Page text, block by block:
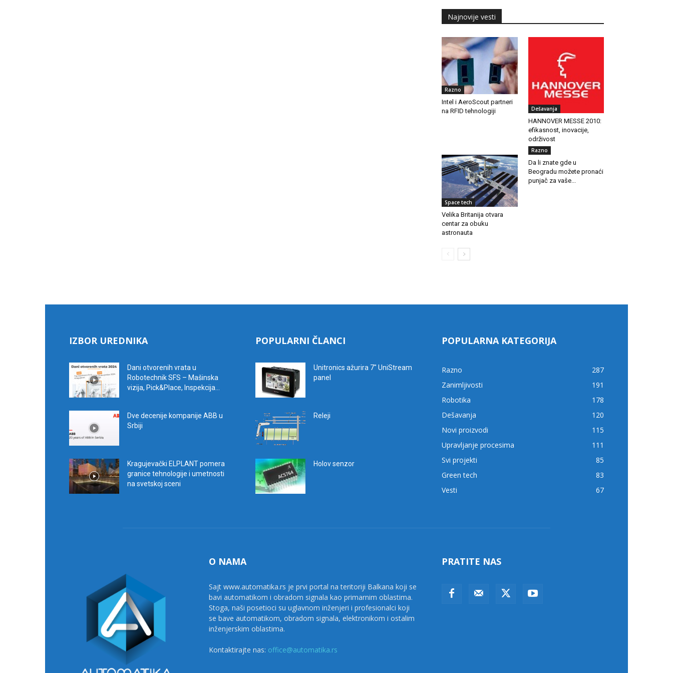
Najnovije vesti
Razno
Intel i AeroScout partneri
na RFID tehnologiji
Dešavanja
HANNOVER MESSE 2010:
efikasnost, inovacije,
održivost
Space tech
Velika Britanija otvara
centar za obuku
astronauta
Razno
Da li znate gde u
Beogradu možete pronaći
punjač za vaše...
IZBOR UREDNIKA
Dani otvorenih vrata u
Robotechnik SFS – Mašinska
vizija, Pick&Place, Inspekcija...
Dve decenije kompanije ABB u
Srbiji
Kragujevački ELPLANT pomera
granice tehnologije i umetnosti
na svetskoj sceni
POPULARNI ČLANCI
Unitronics ažurira 7″ UniStream
panel
Releji
Holov senzor
POPULARNA KATEGORIJA
Razno
287
Zanimljivosti
191
Robotika
178
Dešavanja
120
Novi proizvodi
115
Upravljanje procesima
111
Svi projekti
85
Green tech
83
Vesti
67
O NAMA
Sajt www.automatika.rs je prvi portal na teritoriji Balkana koji se
bavi automatikom i obradom signala kao primarnim oblastima.
Stoga, naši posetioci su uglavnom inženjeri i profesionalci koji
se bave automatikom, obradom signala, elektronikom i ostalim
inženjerskim oblastima.
Kontaktirajte nas: office@automatika.rs
PRATITE NAS